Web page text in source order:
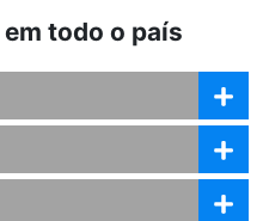
todo o país